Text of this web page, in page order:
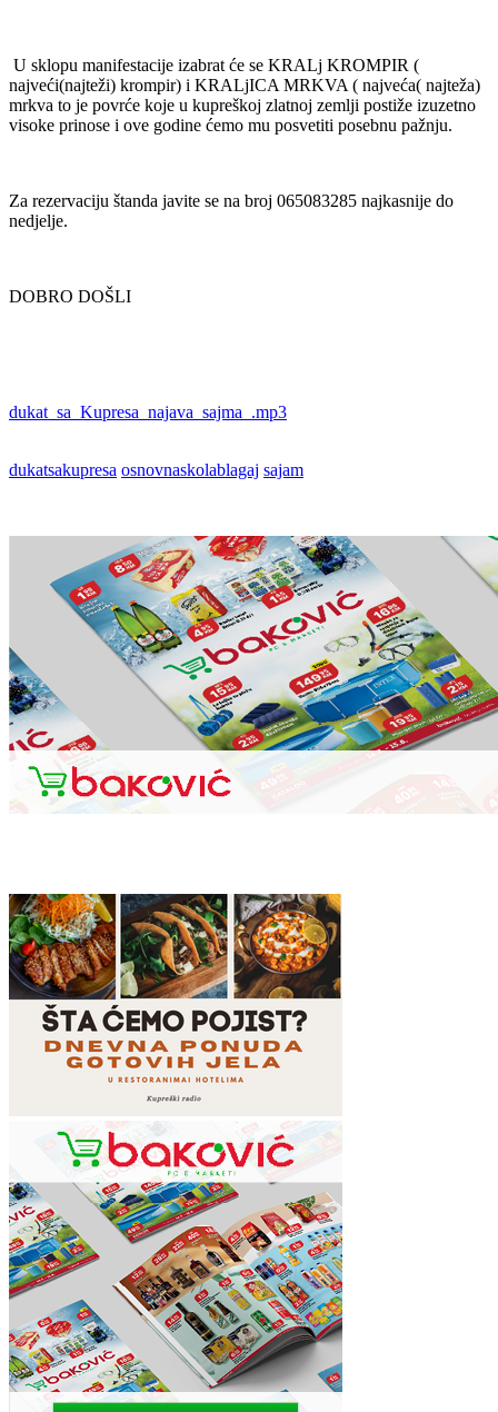
U sklopu manifestacije izabrat će se KRALj KROMPIR (
najveći(najteži) krompir) i KRALjICA MRKVA ( najveća( najteža)
mrkva to je povrće koje u kupreškoj zlatnoj zemlji postiže izuzetno
visoke prinose i ove godine ćemo mu posvetiti posebnu pažnju.
Za rezervaciju štanda javite se na broj 065083285 najkasnije do
nedjelje.
DOBRO DOŠLI
dukat_sa_Kupresa_najava_sajma_.mp3
dukatsakupresa osnovnaskolablagaj sajam